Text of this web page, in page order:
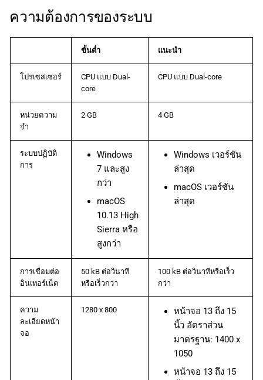
ความต้องการของระบบ
ขั้นต่ำ แนะนำ
โปรเซสเซอร์
CPU แบบ Dual-
core
CPU แบบ Dual-core
หน่วยความ
จำ
2 GB 4 GB
ระบบปฏิบัติ
การ
Windows
7 และสูง
กว่า
macOS
10.13 High
Sierra หรือ
สูงกว่า
Windows เวอร์ชัน
ล่าสุด
macOS เวอร์ชัน
ล่าสุด
การเชื่อมต่อ
อินเทอร์เน็ต
50 kB ต่อวินาที
หรือเร็วกว่า
100 kB ต่อวินาทีหรือเร็ว
กว่า
ความ
ละเอียดหน้า
จอ
1280 x 800
หน้าจอ 13 ถึง 15
นิ้ว อัตราส่วน
มาตรฐาน: 1400 x
1050
หน้าจอ 13 ถึง 15